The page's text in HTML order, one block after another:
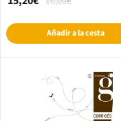
Añadir a la cesta